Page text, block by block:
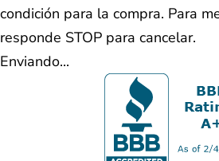
condición para la compra. Para
responde STOP para cancelar.
Enviando...